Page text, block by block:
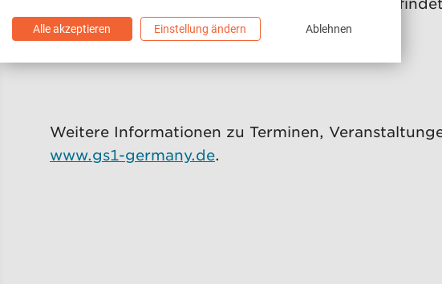
Weitere Informationen zu Terminen,
www.gs1-germany.de.
Alle akzeptieren Einstellung ändern Ablehnen